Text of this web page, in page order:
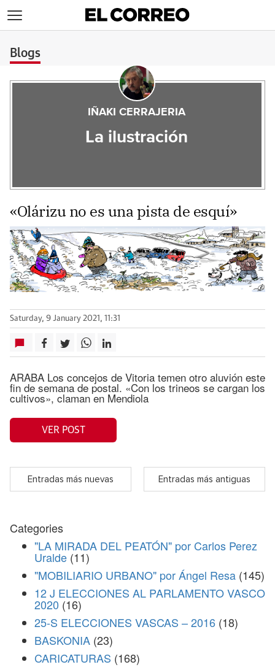
Blogs
IÑAKI CERRAJERIA
La ilustración
«Olárizu no es una pista de esquí»
Saturday, 9 January 2021, 11:31
ARABA Los concejos de Vitoria temen otro aluvión este
fin de semana de postal. «Con los trineos se cargan los
cultivos», claman en Mendiola
VER POST
Entradas más nuevas Entradas más antiguas
Categories
"LA MIRADA DEL PEATÓN" por Carlos Perez
Uralde (11)
"MOBILIARIO URBANO" por Ángel Resa (145)
12 J ELECCIONES AL PARLAMENTO VASCO
2020 (16)
25-S ELECCIONES VASCAS – 2016 (18)
BASKONIA (23)
CARICATURAS (168)